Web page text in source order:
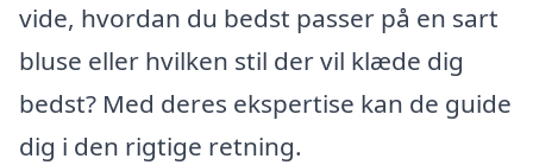
vide, hvordan du bedst passer på en sart
bluse eller hvilken stil der vil klæde dig
bedst? Med deres ekspertise kan de guide
dig i den rigtige retning.